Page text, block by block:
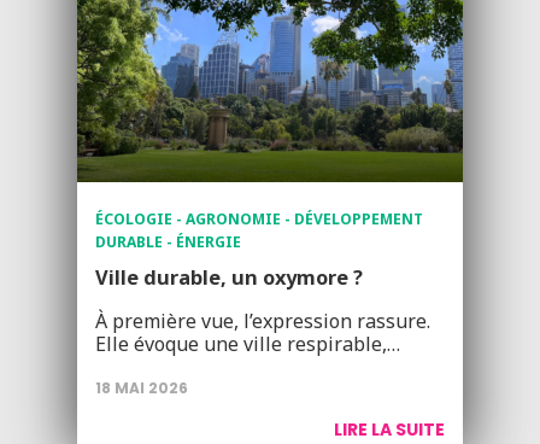
ÉCOLOGIE - AGRONOMIE - DÉVELOPPEMENT
DURABLE - ÉNERGIE
Ville durable, un oxymore ?
À première vue, l’expression rassure.
Elle évoque une ville respirable,…
18 MAI 2026
LIRE LA SUITE